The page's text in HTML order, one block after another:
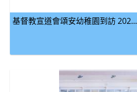
基督教宣道會頌安幼稚園到訪 202...